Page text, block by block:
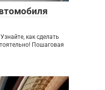
как сделать
Пошаговая